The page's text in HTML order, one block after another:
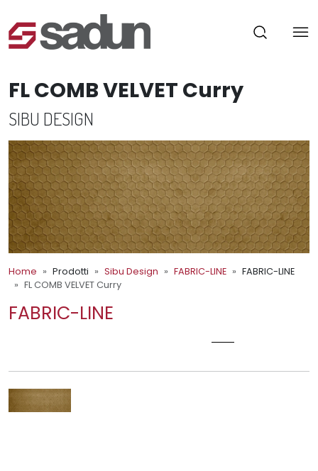
FL COMB VELVET Curry
SIBU DESIGN
Home Prodotti Sibu Design FABRIC-LINE
FABRIC-LINE
FL COMB VELVET Curry
FABRIC-LINE